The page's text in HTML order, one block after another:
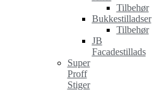
Tilbehør
Bukkestilladser
Tilbehør
JB
Facadestillads
Super
Proff
Stiger